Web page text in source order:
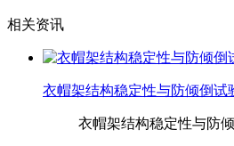
相关资讯
衣帽架结构稳定性与防倾倒试
衣帽架结构稳定性与防